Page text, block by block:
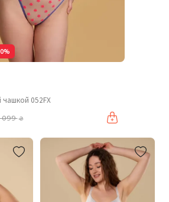
чашкой 052FX
099₴